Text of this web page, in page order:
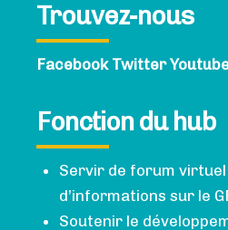
Trouvez-nous
Facebook Twitter
Fonction du hub
Servir de forum
d’informations sur le
Soutenir le